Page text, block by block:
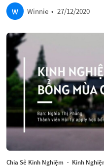
W
Winnie • 27/12/2020
Chia Sẻ Kinh Nghiệm · Kinh